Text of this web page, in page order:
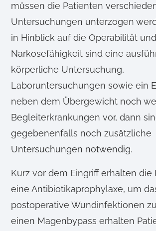
müssen die Patienten
Untersuchungen unterzogen
in Hinblick auf die Operabilität und
Narkosefähigkeit sind eine
körperliche Untersuchung,
Laboruntersuchungen sowie ein
neben dem Übergewicht noch
Begleiterkrankungen vor, dann
gegebenenfalls noch zusätzliche
Untersuchungen notwendig.
Kurz vor dem Eingriff erhalten die
eine Antibiotikaprophylaxe, um
postoperative Wundinfektionen
einen Magenbypass erhalten